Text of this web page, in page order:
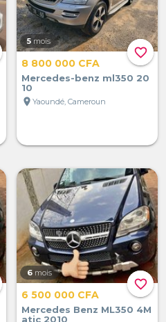
favorite_border
5 mois
8 800 000 CFA
Mercedes-benz ml350 20
10
location_on Yaoundé, Cameroun
favorite_border
6 mois
6 500 000 CFA
Mercedes Benz ML350 4M
atic 2010